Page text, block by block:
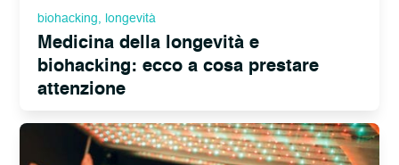
Medicina della longevità e
biohacking: ecco a cosa prestare
attenzione
biohacking, longevità